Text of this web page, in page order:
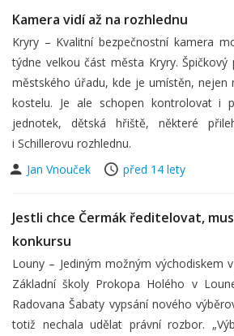
Kamera vidí až na rozhlednu
Kryry – Kvalitní bezpečnostní kamera
týdne velkou část města Kryry. Špičkový
městského úřadu, kde je umístěn, nejen
kostelu. Je ale schopen kontrolovat i
jednotek, dětská hřiště, některé
i Schillerovu rozhlednu.
Jan Vnouček
před 14 lety
Jestli chce Čermák ředitelovat,
konkursu
Louny – Jediným možným východiskem
Základní školy Prokopa Holého v
Radovana Šabaty vypsání nového
totiž nechala udělat právní rozbor.